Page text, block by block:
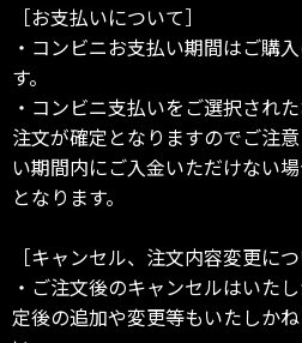
［お支払いについて］
・コンビニお支払い期間はご購
す。
・コンビニ支払いをご選択され
注文が確定となりますのでご注
い期間内にご入金いただけない
となります。
［キャンセル、注文内容変更につ
・ご注文後のキャンセルはいた
定後の追加や変更等もいたしか